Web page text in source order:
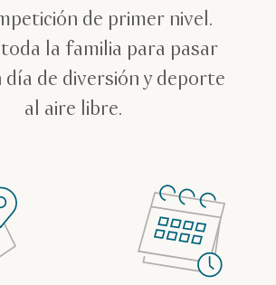
de primer nivel.
la familia para pasar
de diversión y deporte
al aire libre.